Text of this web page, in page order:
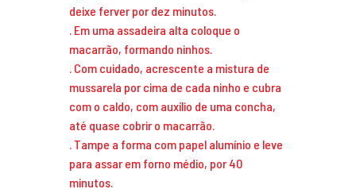
deixe ferver por dez minutos.
. Em uma assadeira alta coloque o
macarrão, formando ninhos.
. Com cuidado, acrescente a mistura de
mussarela por cima de cada ninho e cubra
com o caldo, com auxílio de uma concha,
até quase cobrir o macarrão.
. Tampe a forma com papel alumínio e leve
para assar em forno médio, por 40
minutos.